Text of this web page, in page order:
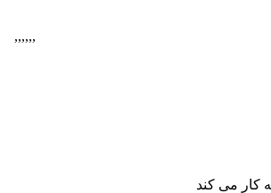
,,,,,,
کار می کند